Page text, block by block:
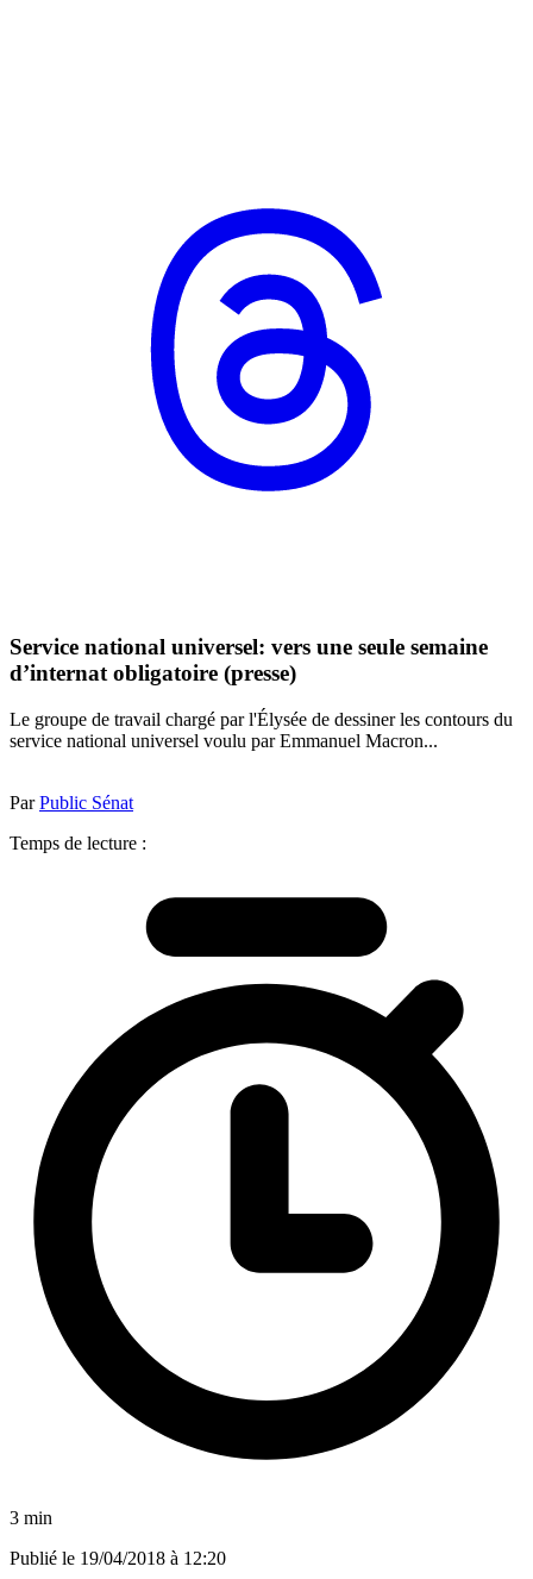
Service national universel: vers une seule semaine
d’internat obligatoire (presse)
Le groupe de travail chargé par l'Élysée de dessiner les contours du
service national universel voulu par Emmanuel Macron...
ParPublic Sénat
Temps de lecture :
3 min
Publié le 19/04/2018 à 12:20